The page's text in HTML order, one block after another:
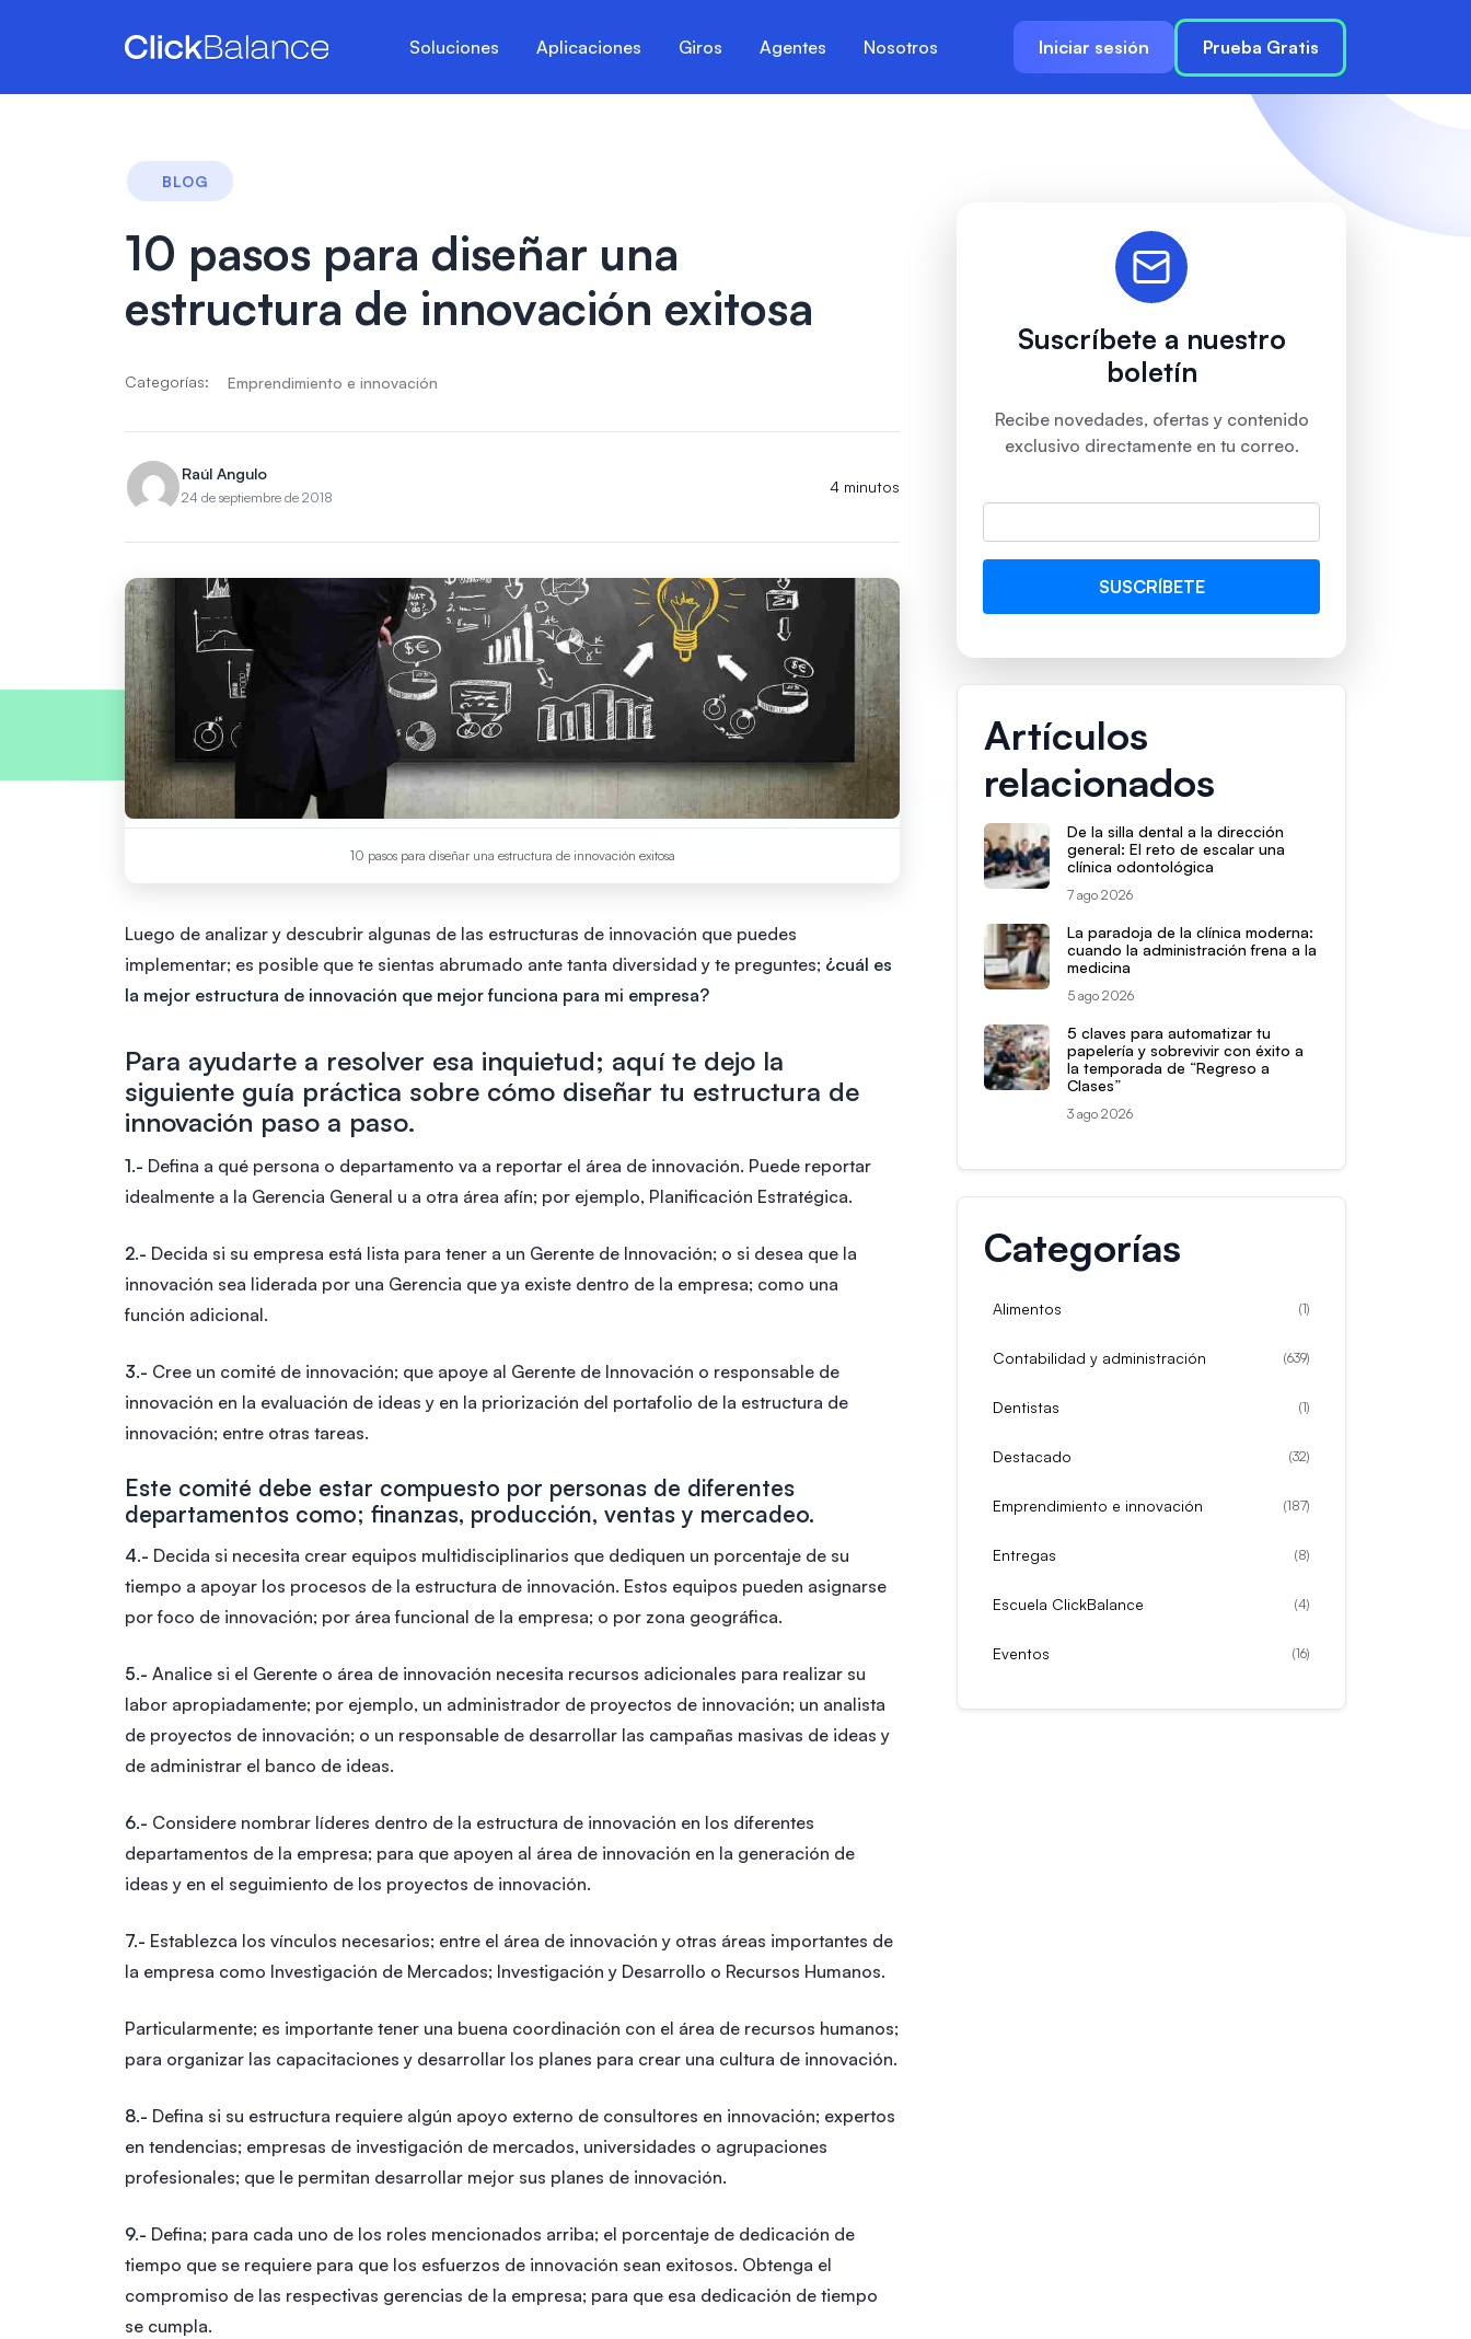
Soluciones Aplicaciones Giros Agentes Nosotros Iniciar sesión Prueba Gratis
BLOG
10 pasos para diseñar una
estructura de innovación exitosa
Categorías: Emprendimiento e innovación
Raúl Angulo
24 de septiembre de 2018
4 minutos
10 pasos para diseñar una estructura de innovación exitosa
Luego de analizar y descubrir algunas de las estructuras de innovación que puedes
implementar; es posible que te sientas abrumado ante tanta diversidad y te preguntes; ¿cuál es
la mejor estructura de innovación que mejor funciona para mi empresa?
Para ayudarte a resolver esa inquietud; aquí te dejo la
siguiente guía práctica sobre cómo diseñar tu estructura de
innovación paso a paso.
1.- Defina a qué persona o departamento va a reportar el área de innovación. Puede reportar
idealmente a la Gerencia General u a otra área afín; por ejemplo, Planificación Estratégica.
2.- Decida si su empresa está lista para tener a un Gerente de Innovación; o si desea que la
innovación sea liderada por una Gerencia que ya existe dentro de la empresa; como una
función adicional.
3.- Cree un comité de innovación; que apoye al Gerente de Innovación o responsable de
innovación en la evaluación de ideas y en la priorización del portafolio de la estructura de
innovación; entre otras tareas.
Este comité debe estar compuesto por personas de diferentes
departamentos como; finanzas, producción, ventas y mercadeo.
4.- Decida si necesita crear equipos multidisciplinarios que dediquen un porcentaje de su
tiempo a apoyar los procesos de la estructura de innovación. Estos equipos pueden asignarse
por foco de innovación; por área funcional de la empresa; o por zona geográfica.
5.- Analice si el Gerente o área de innovación necesita recursos adicionales para realizar su
labor apropiadamente; por ejemplo, un administrador de proyectos de innovación; un analista
de proyectos de innovación; o un responsable de desarrollar las campañas masivas de ideas y
de administrar el banco de ideas.
6.- Considere nombrar líderes dentro de la estructura de innovación en los diferentes
departamentos de la empresa; para que apoyen al área de innovación en la generación de
ideas y en el seguimiento de los proyectos de innovación.
7.- Establezca los vínculos necesarios; entre el área de innovación y otras áreas importantes de
la empresa como Investigación de Mercados; Investigación y Desarrollo o Recursos Humanos.
Particularmente; es importante tener una buena coordinación con el área de recursos humanos;
para organizar las capacitaciones y desarrollar los planes para crear una cultura de innovación.
8.- Defina si su estructura requiere algún apoyo externo de consultores en innovación; expertos
en tendencias; empresas de investigación de mercados, universidades o agrupaciones
profesionales; que le permitan desarrollar mejor sus planes de innovación.
9.- Defina; para cada uno de los roles mencionados arriba; el porcentaje de dedicación de
tiempo que se requiere para que los esfuerzos de innovación sean exitosos. Obtenga el
compromiso de las respectivas gerencias de la empresa; para que esa dedicación de tiempo
se cumpla.
Suscríbete a nuestro
boletín
Recibe novedades, ofertas y contenido
exclusivo directamente en tu correo.
Artículos
relacionados
De la silla dental a la dirección
general: El reto de escalar una
clínica odontológica
7 ago 2026
La paradoja de la clínica moderna:
cuando la administración frena a la
medicina
5 ago 2026
5 claves para automatizar tu
papelería y sobrevivir con éxito a
la temporada de “Regreso a
Clases”
3 ago 2026
Categorías
Alimentos (1)
Contabilidad y administración (639)
Dentistas (1)
Destacado (32)
Emprendimiento e innovación (187)
Entregas (8)
Escuela ClickBalance (4)
Eventos (16)